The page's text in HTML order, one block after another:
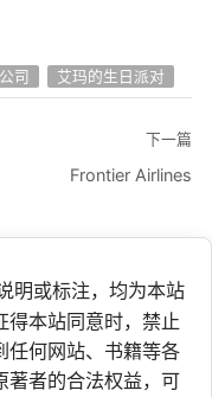
司 艾玛的生日派对
下一篇
Frontier Airlines
明或标注，均为本站
得本站同意时，禁止
任何网站、书籍等各
著者的合法权益，可